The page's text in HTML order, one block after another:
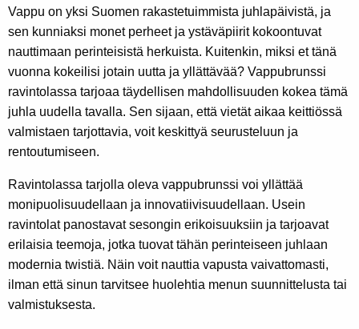
Vappu on yksi Suomen rakastetuimmista juhlapäivistä, ja
sen kunniaksi monet perheet ja ystäväpiirit kokoontuvat
nauttimaan perinteisistä herkuista. Kuitenkin, miksi et tänä
vuonna kokeilisi jotain uutta ja yllättävää? Vappubrunssi
ravintolassa tarjoaa täydellisen mahdollisuuden kokea tämä
juhla uudella tavalla. Sen sijaan, että vietät aikaa keittiössä
valmistaen tarjottavia, voit keskittyä seurusteluun ja
rentoutumiseen.
Ravintolassa tarjolla oleva vappubrunssi voi yllättää
monipuolisuudellaan ja innovatiivisuudellaan. Usein
ravintolat panostavat sesongin erikoisuuksiin ja tarjoavat
erilaisia teemoja, jotka tuovat tähän perinteiseen juhlaan
modernia twistiä. Näin voit nauttia vapusta vaivattomasti,
ilman että sinun tarvitsee huolehtia menun suunnittelusta tai
valmistuksesta.